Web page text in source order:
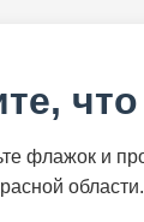
флажок и
области.